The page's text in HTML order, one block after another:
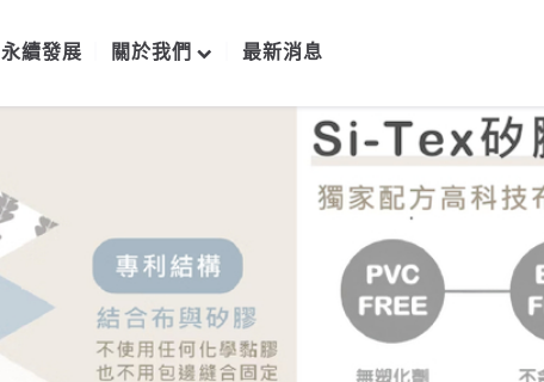
永續發展 關於我們 最新消息